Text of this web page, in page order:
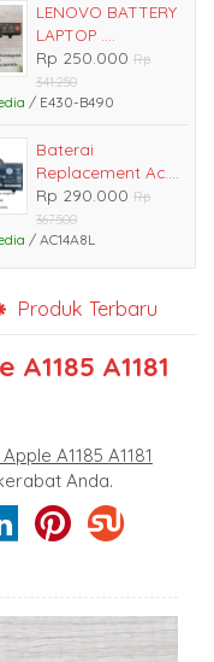
LENOVO BATTERY
LAPTOP ....
Rp 250.000 Rp
341.250
/ E430-B490
Baterai
Replacement Ac....
Rp 290.000 Rp
367.500
/ AC14A8L
Produk Terbaru
A1181
A1185 A1181
Anda.